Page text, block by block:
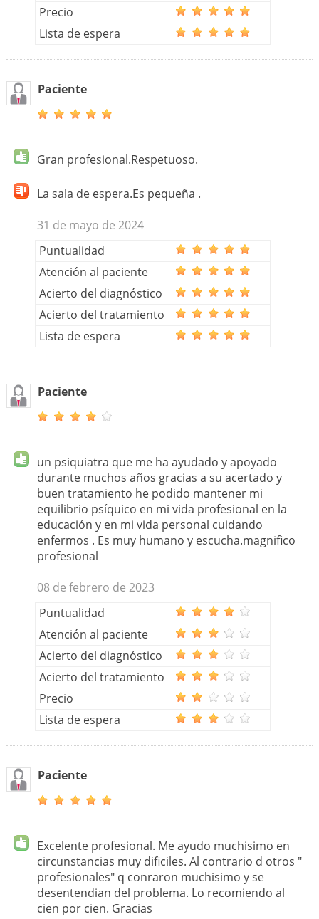
Precio
Lista de espera
Paciente
Gran profesional.Respetuoso.
La sala de espera.Es pequeña .
31 de mayo de 2024
Puntualidad
Atención al paciente
Acierto del diagnóstico
Acierto del tratamiento
Lista de espera
Paciente
un psiquiatra que me ha ayudado y apoyado
durante muchos años gracias a su acertado y
buen tratamiento he podido mantener mi
equilibrio psíquico en mi vida profesional en la
educación y en mi vida personal cuidando
enfermos . Es muy humano y escucha.magnifico
profesional
08 de febrero de 2023
Puntualidad
Atención al paciente
Acierto del diagnóstico
Acierto del tratamiento
Precio
Lista de espera
Paciente
Excelente profesional. Me ayudo muchisimo en
circunstancias muy dificiles. Al contrario d otros "
profesionales" q conraron muchisimo y se
desentendian del problema. Lo recomiendo al
cien por cien. Gracias